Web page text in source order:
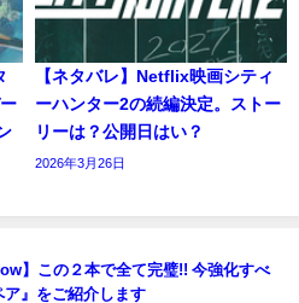
【ネタバレ】Netflix映画シティ
ーハンター2の続編決定。ストー
リーは？公開日はい？
2026年3月26日
】この２本で全て完璧!! 今強化すべ
ア』をご紹介します